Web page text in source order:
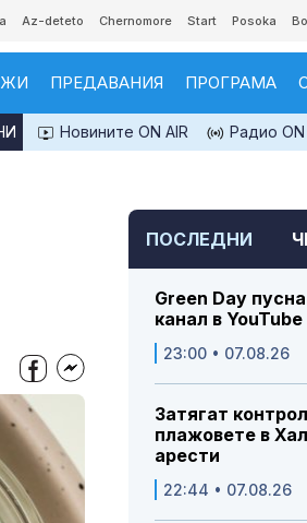
Az-deteto Chernomore Start Posoka
ПРЕДАВАНИЯ ПРОГРАМА
Новините ON AIR Радио ON
ПОСЛЕДНИ
Green Day
канал в YouTube
23:00 • 07.08.26
Затягат
плажовете в
арести
22:44 • 07.08.26